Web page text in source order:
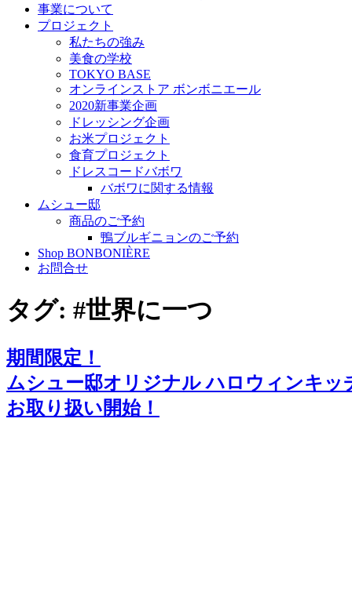
事業について
プロジェクト
私たちの強み
美食の学校
TOKYO BASE
オンラインストア ボンボニエール
2020新事業企画
ドレッシング企画
お米プロジェクト
食育プロジェクト
ドレスコードバボワ
バボワに関する情報
ムシュー邸
商品のご予約
鴨ブルギニョンのご予約
Shop BONBONIÈRE
お問合せ
タグ: #世界に一つ
期間限定！
ムシュー邸オリジナル ハロウィンキッ
お取り扱い開始！